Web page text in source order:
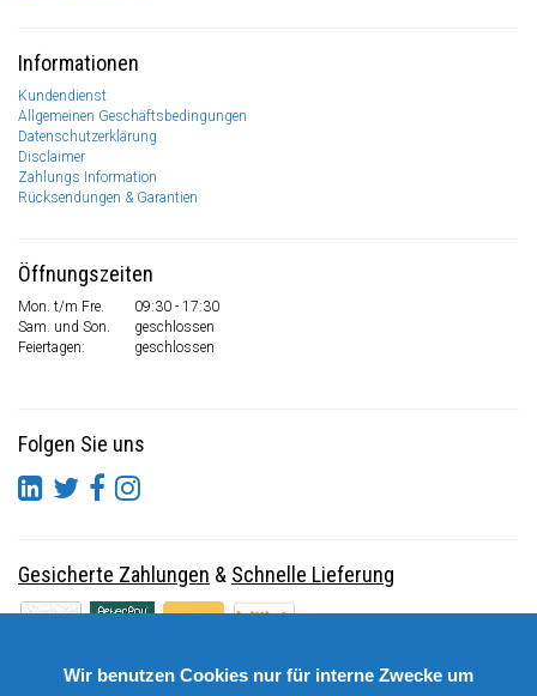
Informationen
Kundendienst
Allgemeinen Geschäftsbedingungen
Datenschutzerklärung
Disclaimer
Zahlungs Information
Rücksendungen & Garantien
Öffnungszeiten
Mon. t/m Fre.
09:30 - 17:30
Sam. und Son.
geschlossen
Feiertagen:
geschlossen
Folgen Sie uns
Gesicherte Zahlungen & Schnelle Lieferung
Wir benutzen Cookies nur für interne Zwecke um